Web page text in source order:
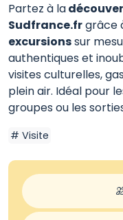
Partez à la
Sudfrance.frgrâce
excursionssur
authentiques et
visites culturelles,
plein air. Idéal pour
groupes ou les
Visite